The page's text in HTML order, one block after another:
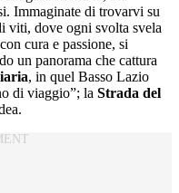
Immaginate di trovarvi su
viti, dove ogni svolta svela
cura e passione, si
un panorama che cattura
, in quel Basso Lazio
di viaggio”; la Strada del